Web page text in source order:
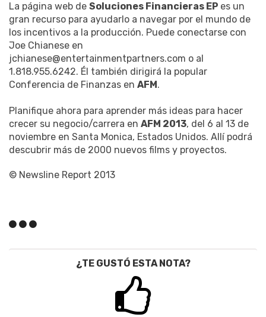
La página web de Soluciones Financieras EP es un
gran recurso para ayudarlo a navegar por el mundo de
los incentivos a la producción. Puede conectarse con
Joe Chianese en
jchianese@entertainmentpartners.com o al
1.818.955.6242. Él también dirigirá la popular
Conferencia de Finanzas en AFM .
Planifique ahora para aprender más ideas para hacer
crecer su negocio/carrera en AFM 2013, del 6 al 13 de
noviembre en Santa Monica, Estados Unidos. Allí podrá
descubrir más de 2000 nuevos films y proyectos.
© Newsline Report 2013
¿TE GUSTÓ ESTA NOTA?